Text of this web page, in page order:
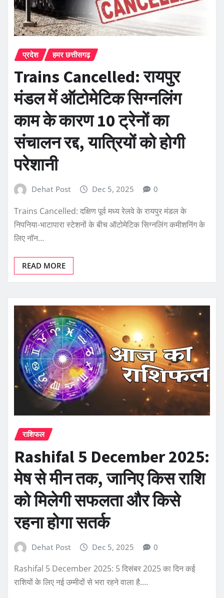
प्रदेश हमर छत्तीसगढ़
Trains Cancelled: रायपुर
मंडल में ऑटोमेटिक सिग्नलिंग
काम के कारण 10 ट्रेनों का
संचालन रद्द, यात्रियों को होगी
परेशानी
Dehat Post Dec 5, 2025 0
Trains Cancelled: दक्षिण पूर्व मध्य रेलवे के रायपुर मंडल के
निपनिया-भाटापारा स्टेशनों के बीच ऑटोमेटिक सिग्नलिंग कमीशनिंग के
लिए नॉन…
READ MORE
राशिफल
Rashifal 5 December 2025:
मेष से मीन तक, जानिए किस राशि
को मिलेगी सफलता और किसे
रहना होगा सतर्क
Dehat Post Dec 5, 2025 0
Rashifal 5 December 2025: 5 दिसंबर 2025 का दिन कई
राशियों के लिए नई उम्मीदों से भरा रहने वाला है.…